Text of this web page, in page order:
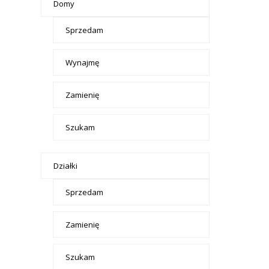
Domy
Sprzedam
Wynajmę
Zamienię
Szukam
Działki
Sprzedam
Zamienię
Szukam